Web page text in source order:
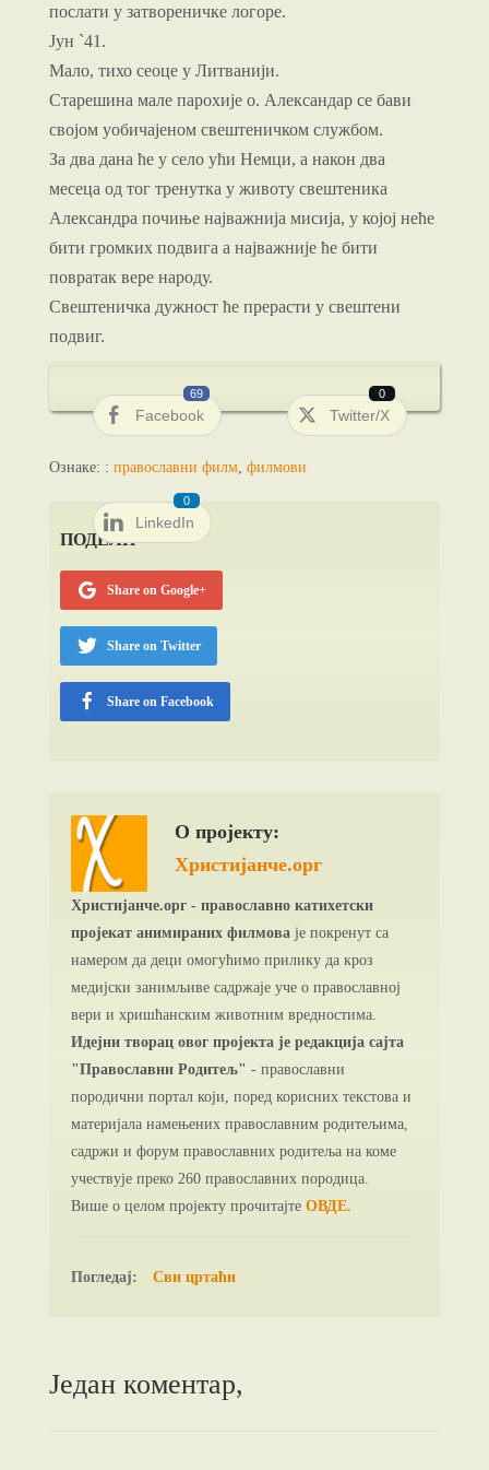
послати у затвореничке логоре.
Јун `41.
Мало, тихо сеоце у Литванији.
Старешина мале парохије о. Александар се бави
својом уобичајеном свештеничком службом.
За два дана ће у село ући Немци, а након два
месеца од тог тренутка у животу свештеника
Александра почиње најважнија мисија, у којој неће
бити громких подвига а најважније ће бити
повратак вере народу.
Свештеничка дужност ће прерасти у свештени
подвиг.
Facebook
69
Twitter/X
0
LinkedIn
0
Ознаке: : православни филм, филмови
ПОДЕЛИ
Share on Google+
Share on Twitter
Share on Facebook
О пројекту:
Христијанче.орг
Христијанче.орг - православно катихетски
пројекат анимираних филмова је покренут са
намером да деци омогућимо прилику да кроз
медијски занимљиве садржаје уче о православној
вери и хришћанским животним вредностима.
Идејни творац овог пројекта је редакција сајта
"Православни Родитељ" - православни
породични портал који, поред корисних текстова и
материјала намењених православним родитељима,
садржи и форум православних родитеља на коме
учествује преко 260 православних породица.
Више о целом пројекту прочитајте ОВДЕ.
Погледај: Сви цртаћи
Један коментар,